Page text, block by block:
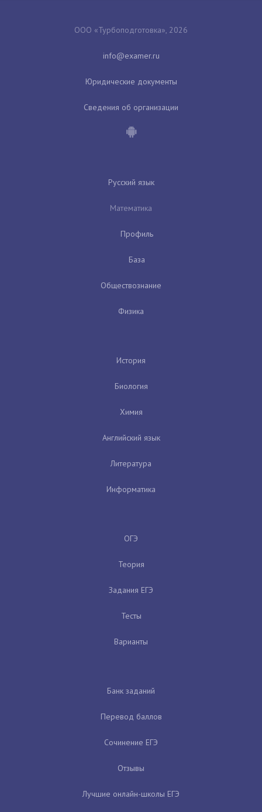
ООО «Турбоподготовка», 2026
Юридические документы
Сведения об организации
Русский язык
Математика
Профиль
База
Обществознание
Физика
История
Биология
Химия
Английский язык
Литература
Информатика
ОГЭ
Теория
Задания ЕГЭ
Тесты
Варианты
Банк заданий
Перевод баллов
Сочинение ЕГЭ
Отзывы
Лучшие онлайн-школы ЕГЭ